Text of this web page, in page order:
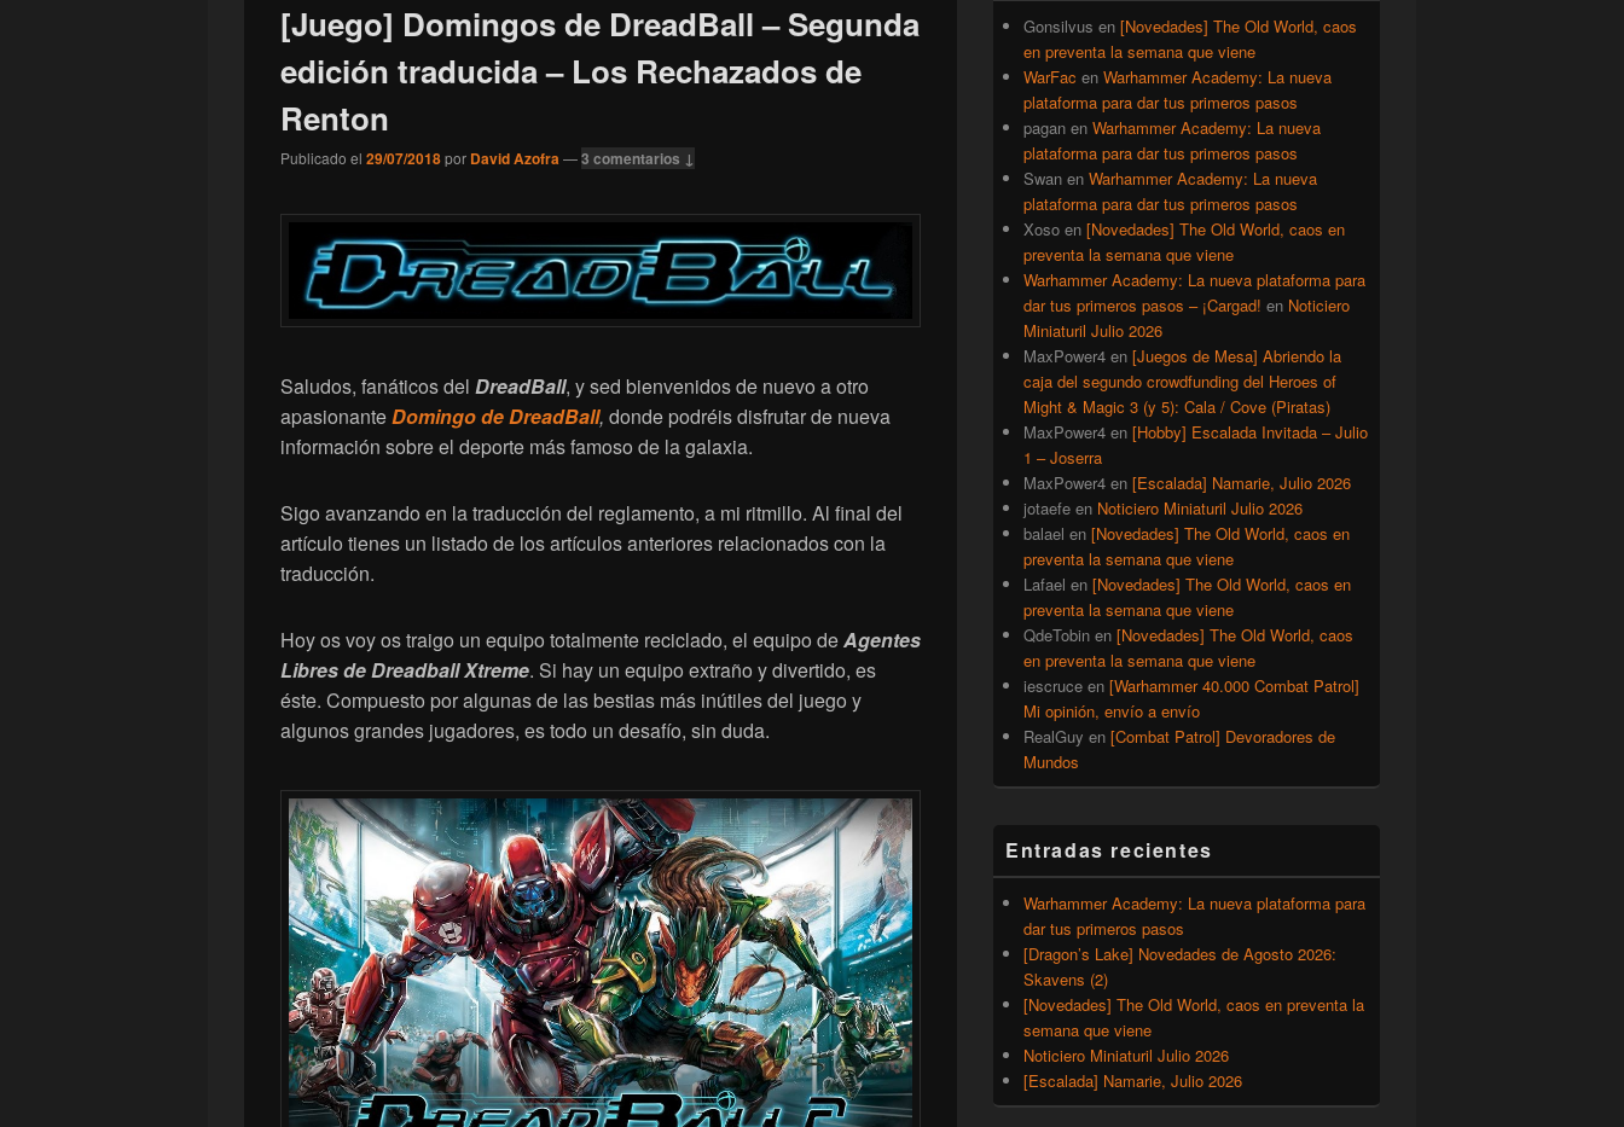
[Juego] Domingos de DreadBall – Segunda
edición traducida – Los Rechazados de
Renton
Publicado el 29/07/2018por David Azofra—3 comentarios ↓
Saludos, fanáticos del DreadBall, y sed bienvenidos de nuevo a otro
apasionanteDomingo deDreadBall, donde podréis disfrutar de nueva
información sobre el deporte más famoso de la galaxia.
Sigo avanzando en la traducción del reglamento, a mi ritmillo. Al final del
artículo tienes un listado de los artículos anteriores relacionados con la
traducción.
Hoy os voy os traigo un equipo totalmente reciclado, el equipo deAgentes
Libres de Dreadball Xtreme. Si hay un equipo extraño y divertido, es
éste. Compuesto por algunas de las bestias más inútiles del juego y
algunos grandes jugadores, es todo un desafío, sin duda.
Gonsilvus en [Novedades] The Old World, caos
en preventa la semana que viene
WarFac en Warhammer Academy: La nueva
plataforma para dar tus primeros pasos
pagan en Warhammer Academy: La nueva
plataforma para dar tus primeros pasos
Swan en Warhammer Academy: La nueva
plataforma para dar tus primeros pasos
Xoso en [Novedades] The Old World, caos en
preventa la semana que viene
Warhammer Academy: La nueva plataforma para
dar tus primeros pasos – ¡Cargad! en Noticiero
Miniaturil Julio 2026
MaxPower4 en [Juegos de Mesa] Abriendo la
caja del segundo crowdfunding del Heroes of
Might & Magic 3 (y 5): Cala / Cove (Piratas)
MaxPower4 en [Hobby] Escalada Invitada – Julio
1 – Joserra
MaxPower4 en [Escalada] Namarie, Julio 2026
jotaefe en Noticiero Miniaturil Julio 2026
balael en [Novedades] The Old World, caos en
preventa la semana que viene
Lafael en [Novedades] The Old World, caos en
preventa la semana que viene
QdeTobin en [Novedades] The Old World, caos
en preventa la semana que viene
iescruce en [Warhammer 40.000 Combat Patrol]
Mi opinión, envío a envío
RealGuy en [Combat Patrol] Devoradores de
Mundos
Entradas recientes
Warhammer Academy: La nueva plataforma para
dar tus primeros pasos
[Dragon’s Lake] Novedades de Agosto 2026:
Skavens (2)
[Novedades] The Old World, caos en preventa la
semana que viene
Noticiero Miniaturil Julio 2026
[Escalada] Namarie, Julio 2026